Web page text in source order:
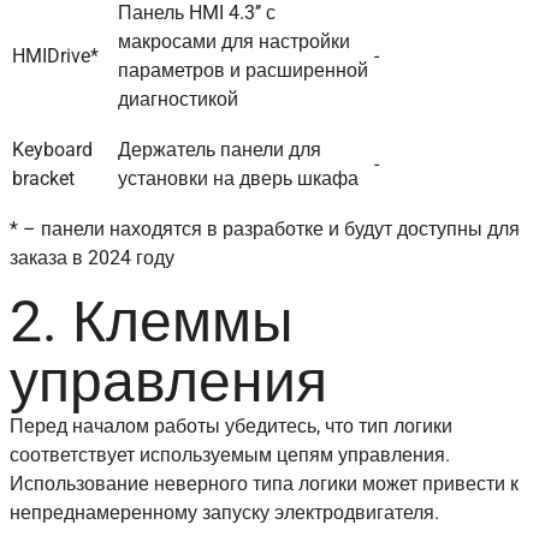
HMIDrive*
Панель HMI 4.3’’ с
макросами для настройки
параметров и расширенной
диагностикой
-
Keyboard
bracket
Держатель панели для
установки на дверь шкафа
-
* – панели находятся в разработке и будут доступны для
заказа в 2024 году
2. Клеммы
управления
Перед началом работы убедитесь, что тип логики
соответствует используемым цепям управления.
Использование неверного типа логики может привести к
непреднамеренному запуску электродвигателя.